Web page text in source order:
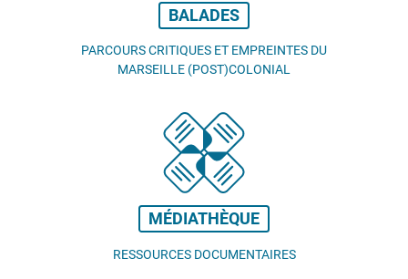
BALADES
PARCOURS CRITIQUES ET EMPREINTES DU
MARSEILLE (POST)COLONIAL
MÉDIATHÈQUE
RESSOURCES DOCUMENTAIRES